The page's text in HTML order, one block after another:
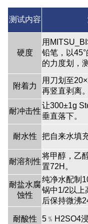
测试内容
硬度
用
铅笔，以
的力度划，
附着力
用刀划至
再竖直剥离。
耐冲击性
让300±1g
垂直落下。
耐水性 把自来水填
耐溶剂性
将甲醇，乙
置72H。
耐盐水腐
蚀性
纯净水配制
锅中1/2以上
后保持微沸
耐酸性 5﹪H2SO4